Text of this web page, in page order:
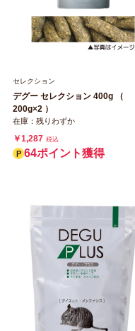
セレクション
デグー セレクション 400g （
200g×2 ）
在庫：残りわずか
￥1,287 税込
64ポイント獲得